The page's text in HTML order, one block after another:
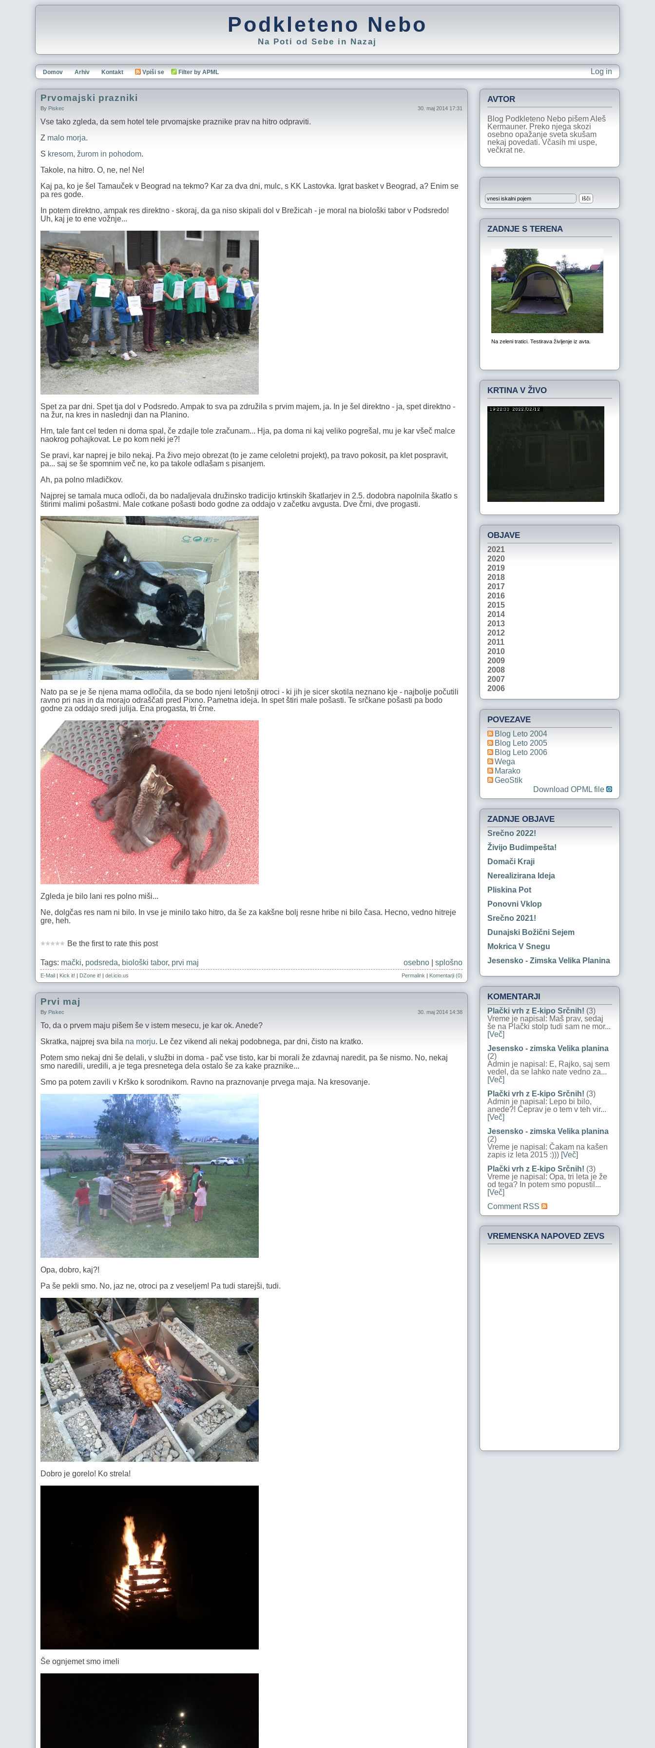
Podkleteno Nebo
Na Poti od Sebe in Nazaj
Log in
Domov Arhiv Kontakt Vpiši se Filter by APML
Prvomajski prazniki
By Piskec 30. maj 2014 17:31
Vse tako zgleda, da sem hotel tele prvomajske praznike prav na hitro odpraviti.
Z malo morja.
S kresom, žurom in pohodom.
Takole, na hitro. O, ne, ne! Ne!
Kaj pa, ko je šel Tamauček v Beograd na tekmo? Kar za dva dni, mulc, s KK Lastovka. Igrat basket v Beograd, a? Enim se
pa res gode.
In potem direktno, ampak res direktno - skoraj, da ga niso skipali dol v Brežicah - je moral na biološki tabor v Podsredo!
Uh, kaj je to ene vožnje...
Spet za par dni. Spet tja dol v Podsredo. Ampak to sva pa združila s prvim majem, ja. In je šel direktno - ja, spet direktno -
na žur, na kres in naslednji dan na Planino.
Hm, tale fant cel teden ni doma spal, če zdajle tole zračunam... Hja, pa doma ni kaj veliko pogrešal, mu je kar všeč malce
naokrog pohajkovat. Le po kom neki je?!
Se pravi, kar naprej je bilo nekaj. Pa živo mejo obrezat (to je zame celoletni projekt), pa travo pokosit, pa klet pospravit,
pa... saj se še spomnim več ne, ko pa takole odlašam s pisanjem.
Ah, pa polno mladičkov.
Najprej se tamala muca odloči, da bo nadaljevala družinsko tradicijo krtinskih škatlarjev in 2.5. dodobra napolnila škatlo s
štirimi malimi pošastmi. Male cotkane pošasti bodo godne za oddajo v začetku avgusta. Dve črni, dve progasti.
Nato pa se je še njena mama odločila, da se bodo njeni letošnji otroci - ki jih je sicer skotila neznano kje - najbolje počutili
ravno pri nas in da morajo odraščati pred Pixno. Pametna ideja. In spet štiri male pošasti. Te srčkane pošasti pa bodo
godne za oddajo sredi julija. Ena progasta, tri črne.
Zgleda je bilo lani res polno miši...
Ne, dolgčas res nam ni bilo. In vse je minilo tako hitro, da še za kakšne bolj resne hribe ni bilo časa. Hecno, vedno hitreje
gre, heh.
Be the first to rate this post
Tags: mački, podsreda, biološki tabor, prvi maj osebno splošno
E-Mail | Kick it! | DZone it! | del.icio.us Permalink | Komentarji (0)
Prvi maj
By Piskec 30. maj 2014 14:38
To, da o prvem maju pišem še v istem mesecu, je kar ok. Anede?
Skratka, najprej sva bila na morju. Le čez vikend ali nekaj podobnega, par dni, čisto na kratko.
Potem smo nekaj dni še delali, v službi in doma - pač vse tisto, kar bi morali že zdavnaj naredit, pa še nismo. No, nekaj
smo naredili, uredili, a je tega presnetega dela ostalo še za kake praznike...
Smo pa potem zavili v Krško k sorodnikom. Ravno na praznovanje prvega maja. Na kresovanje.
Opa, dobro, kaj?!
Pa še pekli smo. No, jaz ne, otroci pa z veseljem! Pa tudi starejši, tudi.
Dobro je gorelo! Ko strela!
Še ognjemet smo imeli
AVTOR
Blog Podkleteno Nebo pišem Aleš
Kermauner. Preko njega skozi
osebno opažanje sveta skušam
nekaj povedati. Včasih mi uspe,
večkrat ne.
ZADNJE S TERENA
KRTINA V ŽIVO
OBJAVE
2021
2020
2019
2018
2017
2016
2015
2014
2013
2012
2011
2010
2009
2008
2007
2006
POVEZAVE
Blog Leto 2004
Blog Leto 2005
Blog Leto 2006
Wega
Marako
GeoStik
Download OPML file
ZADNJE OBJAVE
Srečno 2022!
Živijo Budimpešta!
Domači Kraji
Nerealizirana Ideja
Pliskina Pot
Ponovni Vklop
Srečno 2021!
Dunajski Božični Sejem
Mokrica V Snegu
Jesensko - Zimska Velika Planina
KOMENTARJI
Plački vrh z E-kipo Srčnih! (3)
Vreme je napisal: Maš prav, sedaj
še na Plački stolp tudi sam ne mor...
[Več]
Jesensko - zimska Velika planina
(2)
Admin je napisal: E, Rajko, saj sem
vedel, da se lahko nate vedno za...
[Več]
Plački vrh z E-kipo Srčnih! (3)
Admin je napisal: Lepo bi bilo,
anede?! Čeprav je o tem v teh vir...
[Več]
Jesensko - zimska Velika planina
(2)
Vreme je napisal: Čakam na kašen
zapis iz leta 2015 :))) [Več]
Plački vrh z E-kipo Srčnih! (3)
Vreme je napisal: Opa, tri leta je že
od tega? In potem smo popustil...
[Več]
Comment RSS
VREMENSKA NAPOVED ZEVS